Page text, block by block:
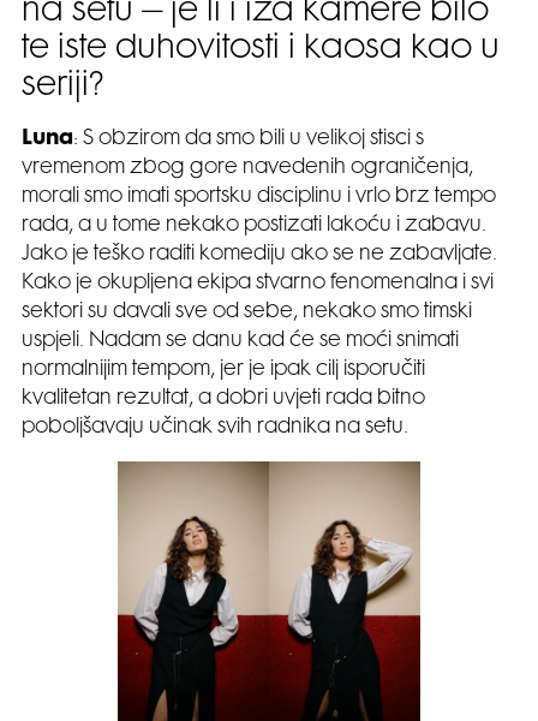
na setu – je li i iza kamere bilo
te iste duhovitosti i kaosa kao u
seriji?
Luna: S obzirom da smo bili u velikoj stisci s
vremenom zbog gore navedenih ograničenja,
morali smo imati sportsku disciplinu i vrlo brz tempo
rada, a u tome nekako postizati lakoću i zabavu.
Jako je teško raditi komediju ako se ne zabavljate.
Kako je okupljena ekipa stvarno fenomenalna i svi
sektori su davali sve od sebe, nekako smo timski
uspjeli. Nadam se danu kad će se moći snimati
normalnijim tempom, jer je ipak cilj isporučiti
kvalitetan rezultat, a dobri uvjeti rada bitno
poboljšavaju učinak svih radnika na setu.